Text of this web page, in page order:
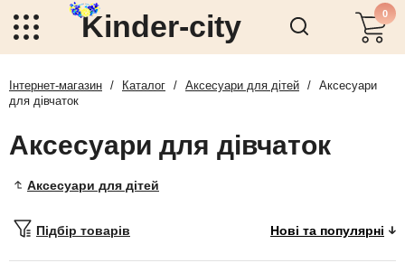
Kinder-city 0
Інтернет-магазин / Каталог / Аксесуари для дітей / Аксесуари
для дівчаток
Аксесуари для дівчаток
Аксесуари для дітей
Підбір товарів